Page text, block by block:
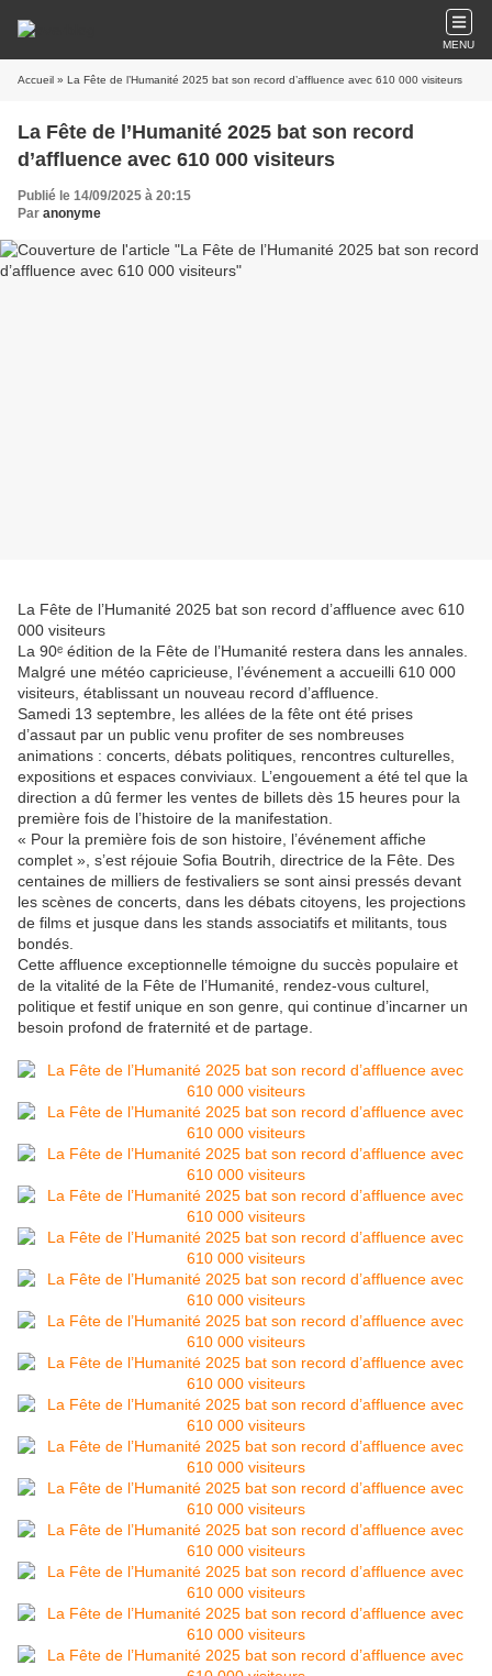
MENU
Accueil » La Fête de l’Humanité 2025 bat son record d’affluence avec 610 000 visiteurs
La Fête de l’Humanité 2025 bat son record
d’affluence avec 610 000 visiteurs
Publié le 14/09/2025 à 20:15
Par anonyme
La Fête de l’Humanité 2025 bat son record d’affluence avec 610
000 visiteurs
La 90ᵉ édition de la Fête de l’Humanité restera dans les annales.
Malgré une météo capricieuse, l’événement a accueilli 610 000
visiteurs, établissant un nouveau record d’affluence.
Samedi 13 septembre, les allées de la fête ont été prises
d’assaut par un public venu profiter de ses nombreuses
animations : concerts, débats politiques, rencontres culturelles,
expositions et espaces conviviaux. L’engouement a été tel que la
direction a dû fermer les ventes de billets dès 15 heures pour la
première fois de l’histoire de la manifestation.
« Pour la première fois de son histoire, l’événement affiche
complet », s’est réjouie Sofia Boutrih, directrice de la Fête. Des
centaines de milliers de festivaliers se sont ainsi pressés devant
les scènes de concerts, dans les débats citoyens, les projections
de films et jusque dans les stands associatifs et militants, tous
bondés.
Cette affluence exceptionnelle témoigne du succès populaire et
de la vitalité de la Fête de l’Humanité, rendez-vous culturel,
politique et festif unique en son genre, qui continue d’incarner un
besoin profond de fraternité et de partage.